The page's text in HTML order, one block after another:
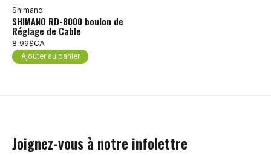
Shimano
SHIMANO RD-8000 boulon de
Réglage de Cable
8,99$CA
Ajouter au panier
Joignez-vous à notre infolettre